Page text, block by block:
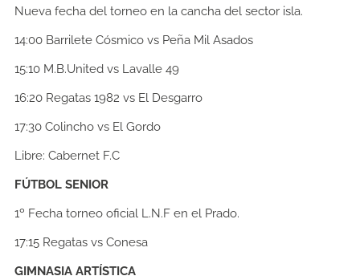
Nueva fecha del torneo en la cancha del sector isla.
14:00 Barrilete Cósmico vs Peña Mil Asados
15:10 M.B.United vs Lavalle 49
16:20 Regatas 1982 vs El Desgarro
17:30 Colincho vs El Gordo
Libre: Cabernet F.C
FÚTBOL SENIOR
1º Fecha torneo oficial L.N.F en el Prado.
17:15 Regatas vs Conesa
GIMNASIA ARTÍSTICA